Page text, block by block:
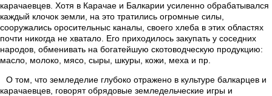
карачаевцев. Хотя в Карачае и Балкарии усиленно обрабатывался
каждый клочок земли, на это тратились огромные силы,
сооружались оросительныс каналы, своего хлеба в этих областях
почти никогда не хватало. Его приходилось закупать у соседних
народов, обменивать на богатейшую скотоводческую продукцию:
масло, молоко, мясо, сыры, шкуры, кожи, меха и пр.
О том, что земледелие глубоко отражено в культуре балкарцев и
карачаевцев, говорят обрядовые земледельческие игры и